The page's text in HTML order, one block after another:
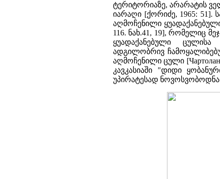
ტერიტორიაზე, არარატის
იარაღი [ქორიძე, 1965: 51].
აღმოჩენილი
116. ნახ.41, 19], რომელიც
ყუადაქანებული ცულისა
ადგილობრივ
აღმოჩენილი ცული
კავკასიაში "დიდი
უპირატესად